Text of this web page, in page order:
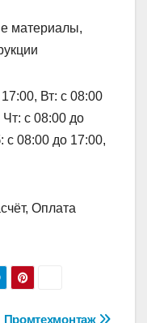
материалы,
Вт: с 08:00
с 08:00 до
с 08:00 до 17:00,
Оплата
Промтехмонтаж